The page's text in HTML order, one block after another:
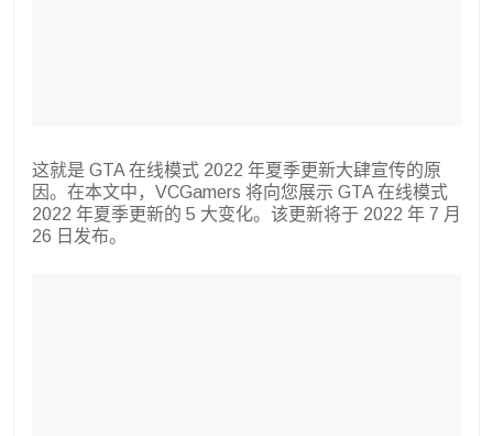
这就是 GTA 在线模式 2022 年夏季更新大肆宣传的原
因。在本文中，VCGamers 将向您展示 GTA 在线模式
2022 年夏季更新的 5 大变化。该更新将于 2022 年 7 月
26 日发布。